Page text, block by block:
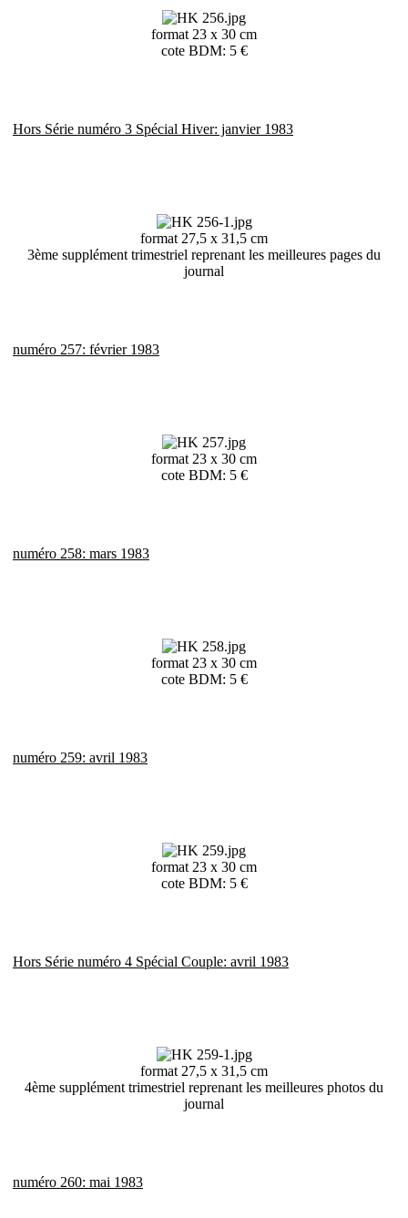
format 23 x 30 cm
cote BDM: 5 €
Hors Série numéro 3 Spécial Hiver: janvier 1983
format 27,5 x 31,5 cm
3ème supplément trimestriel reprenant les meilleures pages du
journal
numéro 257: février 1983
format 23 x 30 cm
cote BDM: 5 €
numéro 258: mars 1983
format 23 x 30 cm
cote BDM: 5 €
numéro 259: avril 1983
format 23 x 30 cm
cote BDM: 5 €
Hors Série numéro 4 Spécial Couple: avril 1983
format 27,5 x 31,5 cm
4ème supplément trimestriel reprenant les meilleures photos du
journal
numéro 260: mai 1983